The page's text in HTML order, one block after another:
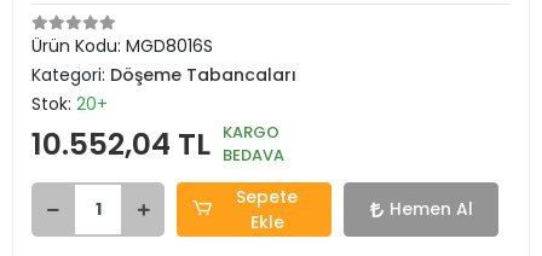
Ürün Kodu: MGD8016S
Kategori: Döşeme Tabancaları
Stok: 20+
10.552,04 TL KARGO
BEDAVA
Sepete
Ekle
Hemen Al